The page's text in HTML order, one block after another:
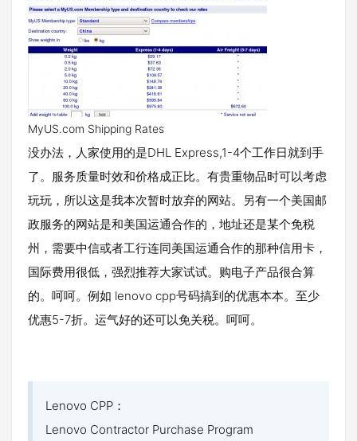
MyUS.com Shipping Rates
没办法，人家使用的是DHL Express,1-4个工作日就到手
了。服务质量时效和价格成正比。有贵重物品时可以考虑
玩玩，所以这是我本次暂时放弃的网站。另有一个美国邮
政服务的网站是和美国运通合作的，地址还是某个免税
州，需要中信或者工行连同美国运通合作的那种信用卡，
国际费用很低，强烈推荐大家试试。购电子产品很合算
的。呵呵。例如 lenovo cpp号码搞到的优惠本本。至少
优惠5-7折。运气好的还可以免关税。呵呵。
Lenovo CPP：
Lenovo Contractor Purchase Program